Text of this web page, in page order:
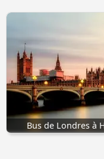
Bus de Londres à